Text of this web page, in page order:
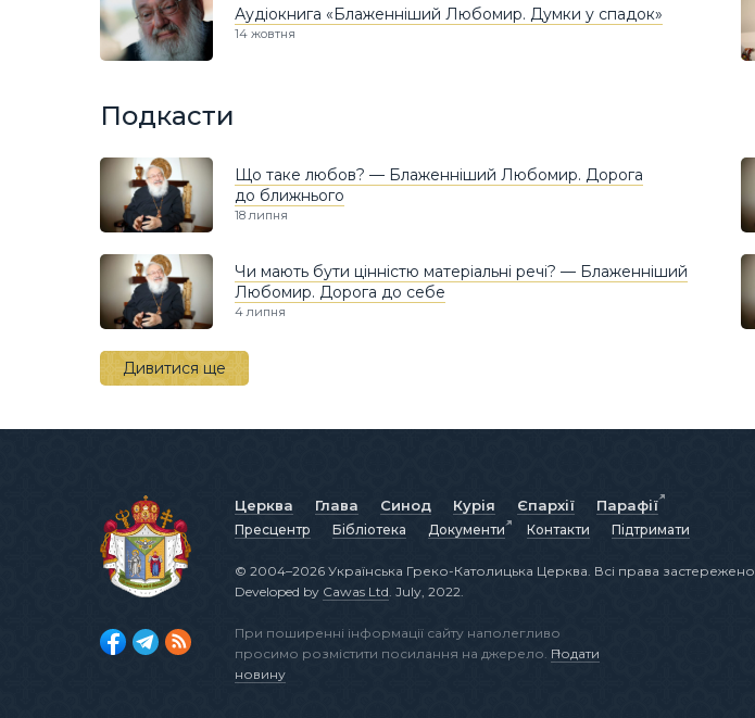
Аудіокнига «Блаженніший Любомир. Думки у спадок»
14 жовтня
Подкасти
Що таке любов? — Блаженніший Любомир. Дорога
до ближнього
18 липня
Чи мають бути цінністю матеріальні речі? — Блаженніший
Любомир. Дорога до cебе
4 липня
Дивитися ще
Церква Глава Синод Курія Єпархії Парафії
Пресцентр Бібліотека Документи Контакти Підтримати
© 2004–2026 Українська Греко-Католицька Церква. Всі права застережено.
Developed by Cawas Ltd . July, 2022.
При поширенні інформації сайту наполегливо
просимо розмістити посилання на джерело. Подати
новину